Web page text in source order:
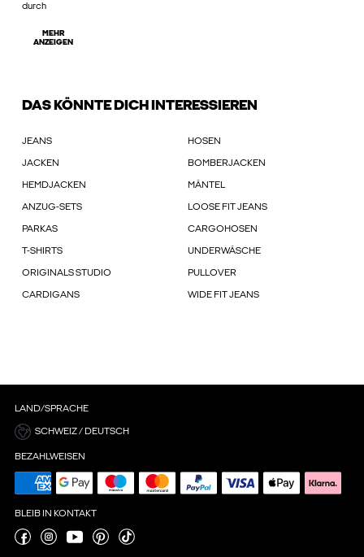
durch
MEHR
ANZEIGEN
DAS KÖNNTE DICH INTERESSIEREN
JEANS HOSEN
JACKEN BOMBERJACKEN
HEMDJACKEN MÄNTEL
ANZUG-SETS LOOSE FIT JEANS
PARKAS CARGOHOSEN
T-SHIRTS UNDERWÄSCHE
ORIGINALS STUDIO PULLOVER
CARDIGANS WIDE FIT JEANS
LAND/SPRACHE
SCHWEIZ / DEUTSCH
BEZAHLWEISEN
BLEIB IN KONTAKT